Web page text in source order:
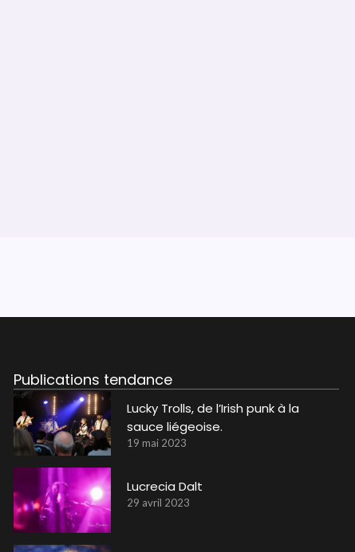
Publications tendance
Lucky Trolls, de l’Irish punk à la
sauce liégeoise.
19 mai 2023
Lucrecia Dalt
29 avril 2023